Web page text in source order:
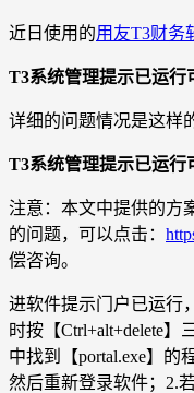
近日使用的用友T3财务
T3系统管理提示已运行
详细的问题情况是这样
T3系统管理提示已运行
注意：本文中提供的方
的问题，可以点击：
偿咨询。
进软件提示门户已运行
时按【Ctrl+alt+delete
中找到【portal.exe】的
然后重新登录软件；2.